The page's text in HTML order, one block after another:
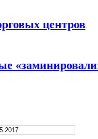
центров